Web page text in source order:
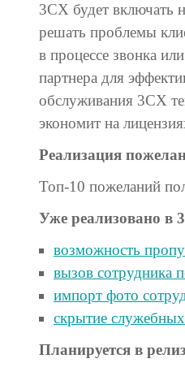
3CX будет включать
решать проблемы
в процессе звонка
партнера для
обслуживания 3CX
экономит на
Реализация
Топ-10 пожеланий
Уже реализовано в
возможность
вызов сотрудника
импорт фото
скрытие
Планируется в